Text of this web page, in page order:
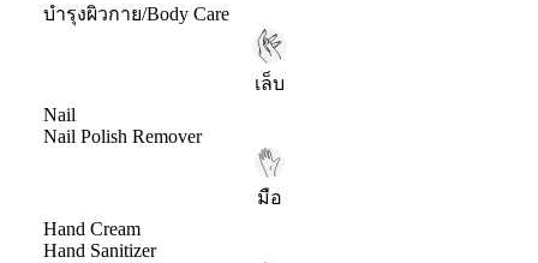
บำรุงผิวกาย/Body Care
เล็บ
Nail
Nail Polish Remover
มือ
Hand Cream
Hand Sanitizer